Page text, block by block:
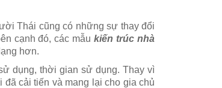
Thái cũng có những sự thay đổi
cạnh đó, các mẫukiến trúc nhà
hơn.
dụng, thời gian sử dụng. Thay vì
cải tiến và mang lại cho gia chủ